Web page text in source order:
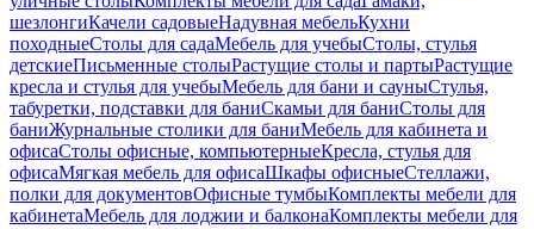
шезлонгиКачели садовыеНадувная мебельКухни
походныеСтолы для садаМебель для учебыСтолы, стулья
детскиеПисьменные столыРастущие столы и партыРастущие
кресла и стулья для учебыМебель для бани и сауныСтулья,
табуретки, подставки для баниСкамьи для баниСтолы для
баниЖурнальные столики для баниМебель для кабинета и
офисаСтолы офисные, компьютерныеКресла, стулья для
офисаМягкая мебель для офисаШкафы офисныеСтеллажи,
полки для документовОфисные тумбыКомплекты мебели для
кабинетаМебель для лоджии и балконаКомплекты мебели для